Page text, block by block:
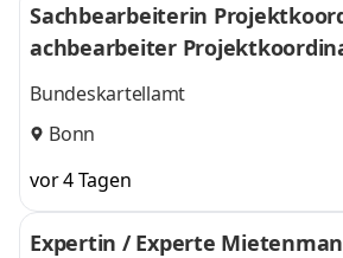
Sachbearbeiterin
achbearbeiter
Bundeskartellamt
Bonn
vor 4 Tagen
Expertin / Experte